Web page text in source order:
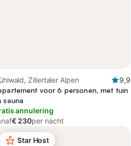
Zillertaler Alpen
9,9
voor 6 personen, met tuin
sauna
annulering
€ 230per nacht
Star Host